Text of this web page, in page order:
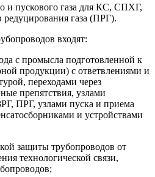
и пускового газа для КС, СПХГ,
газа (ПРГ).
входят:
с промысла подготовленной к
продукции) с ответвлениями и
переходами через
препятствия, узлами
ПРГ, узлами пуска и приема
и устройствами
защиты трубопроводов от
технологической связи,